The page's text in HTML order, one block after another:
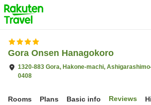
to
top
page
Gora Onsen Hanagokoro
1320-883 Gora, Hakone-machi,
0408
Rooms Plans Basic info Reviews